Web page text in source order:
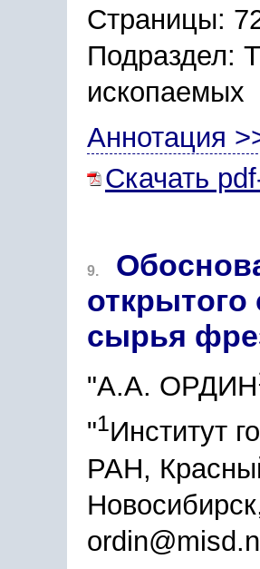
Страницы:
Подраздел:
ископаемых
Аннотация
Скачать
9.
сырья
"А.А. ОРДИН
"1Институт
РАН,